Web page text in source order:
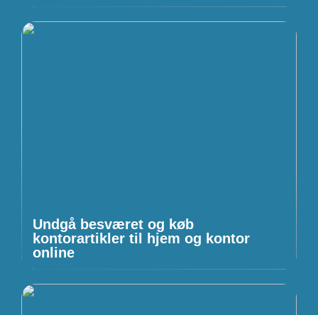
Undgå besværet og køb
kontorartikler til hjem og kontor
online